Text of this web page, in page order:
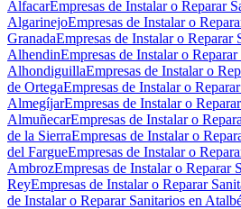
AlfacarEmpresas de Instalar o Reparar
AlgarinejoEmpresas de Instalar o
GranadaEmpresas de Instalar o Reparar
AlhendinEmpresas de Instalar o
AlhondiguillaEmpresas de Instalar o
de OrtegaEmpresas de Instalar o
AlmegíjarEmpresas de Instalar o
AlmuñecarEmpresas de Instalar o
de la SierraEmpresas de Instalar o
del FargueEmpresas de Instalar o
AmbrozEmpresas de Instalar o Reparar
ReyEmpresas de Instalar o Reparar
de Instalar o Reparar Sanitarios en